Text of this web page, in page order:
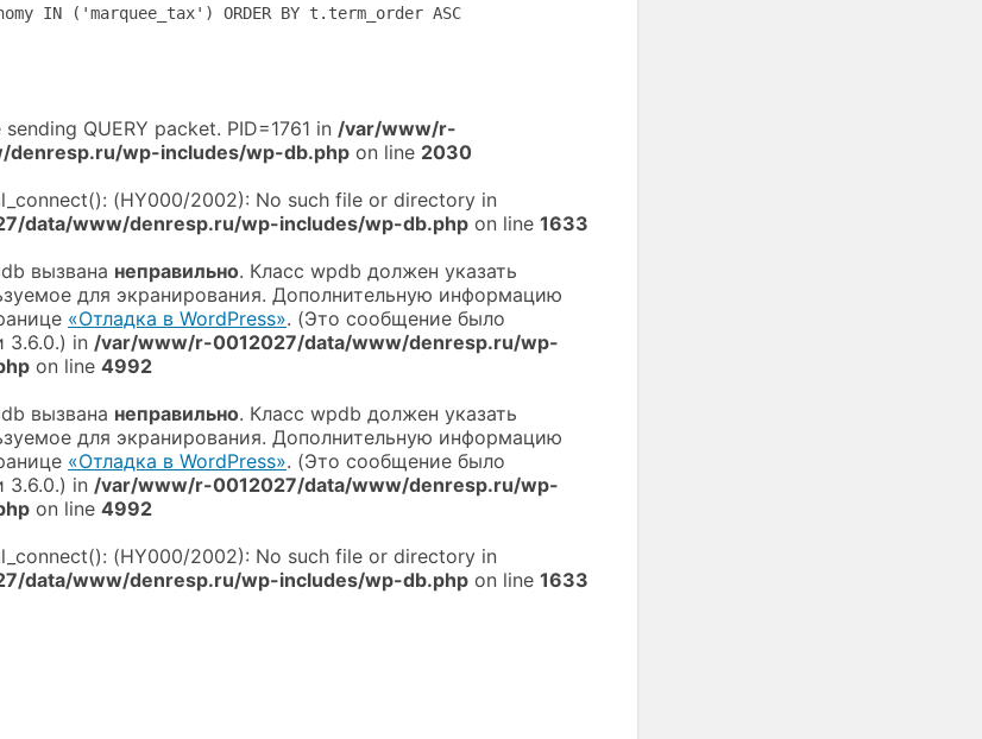
IN ('marquee_tax') ORDER BY t.term_order ASC
QUERY packet. PID=1761 in /var/www/r-
denresp.ru/wp-includes/wp-db.php on line 2030
(HY000/2002): No such file or directory in
data/www/denresp.ru/wp-includes/wp-db.php on line 1633
вызвана неправильно. Класс wpdb должен указать
для экранирования. Дополнительную информацию
«Отладка в WordPress». (Это сообщение было
3.6.0.) in /var/www/r-0012027/data/www/denresp.ru/wp-
on line 4992
вызвана неправильно. Класс wpdb должен указать
для экранирования. Дополнительную информацию
«Отладка в WordPress». (Это сообщение было
3.6.0.) in /var/www/r-0012027/data/www/denresp.ru/wp-
on line 4992
(HY000/2002): No such file or directory in
data/www/denresp.ru/wp-includes/wp-db.php on line 1633